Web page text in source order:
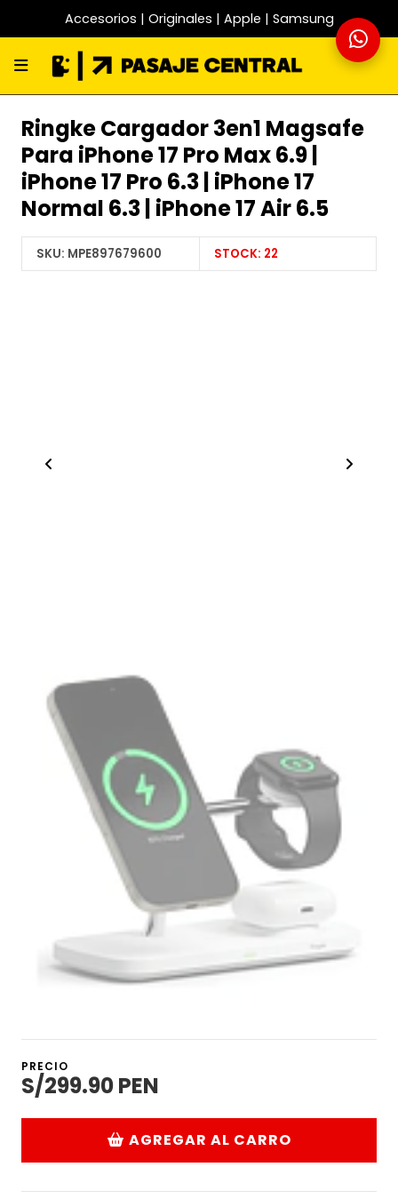
Accesorios | Originales | Apple | Samsung
Ringke Cargador 3en1 Magsafe
Para iPhone 17 Pro Max 6.9 |
iPhone 17 Pro 6.3 | iPhone 17
Normal 6.3 | iPhone 17 Air 6.5
SKU: MPE897679600 STOCK: 22
PRECIO
S/299.90 PEN
AGREGAR AL CARRO